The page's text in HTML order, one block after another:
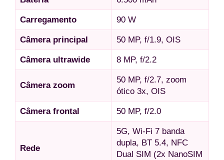
Carregamento 90 W
Câmera principal 50 MP, f/1.9, OIS
Câmera ultrawide 8 MP, f/2.2
Câmera zoom
50 MP, f/2.7, zoom
ótico 3x, OIS
Câmera frontal 50 MP, f/2.0
Rede
5G, Wi-Fi 7 banda
dupla, BT 5.4, NFC
Dual SIM (2x NanoSIM